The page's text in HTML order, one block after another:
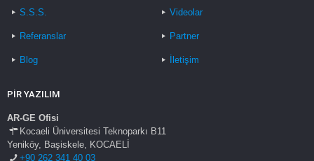
S.S.S. Videolar
Referanslar Partner
Blog İletişim
PİR YAZILIM
AR-GE Ofisi
Kocaeli Üniversitesi Teknoparkı B11
Yeniköy, Başiskele, KOCAELİ
+90 262 341 40 03